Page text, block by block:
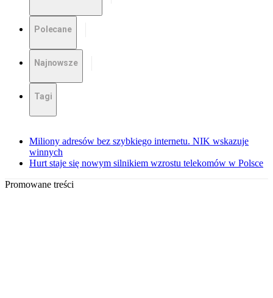
Polecane
Najnowsze
Tagi
Miliony adresów bez szybkiego internetu. NIK wskazuje
winnych
Hurt staje się nowym silnikiem wzrostu telekomów w Polsce
Promowane treści